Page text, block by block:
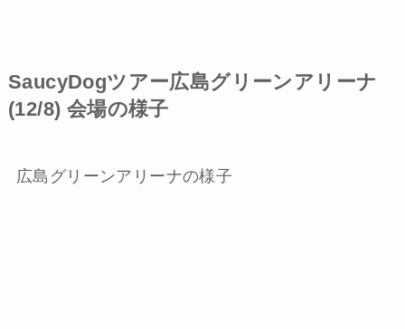
SaucyDogツアー広島グリーンアリーナ
(12/8) 会場の様子
広島グリーンアリーナの様子